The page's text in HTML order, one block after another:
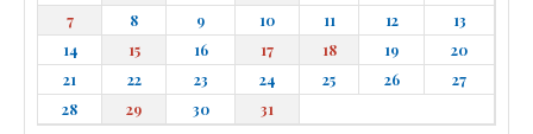
7
8 9 10 11 12
13
14
15 16 17 18 19
20
21
22 23 24 25 26
27
28
29 30 31